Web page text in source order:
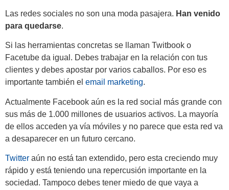
Las redes sociales no son una moda pasajera. Han venido
para quedarse.
Si las herramientas concretas se llaman Twitbook o
Facetube da igual. Debes trabajar en la relación con tus
clientes y debes apostar por varios caballos. Por eso es
importante también el email marketing.
Actualmente Facebook aún es la red social más grande con
sus más de 1.000 millones de usuarios activos. La mayoría
de ellos acceden ya vía móviles y no parece que esta red va
a desaparecer en un futuro cercano.
Twitter aún no está tan extendido, pero esta creciendo muy
rápido y está teniendo una repercusión importante en la
sociedad. Tampoco debes tener miedo de que vaya a